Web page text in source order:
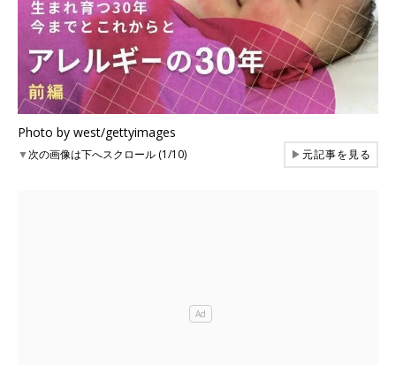
Photo by west/gettyimages
▼次の画像は下へスクロール (1/10) ▶元記事を見る